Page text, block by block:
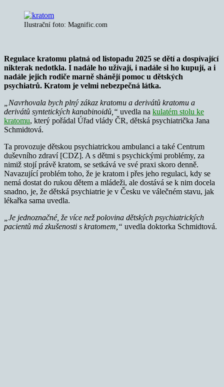
Ilustrační foto: Magnific.com
Regulace kratomu platná od listopadu 2025 se dětí a dospívající
nikterak nedotkla. I nadále ho užívají, i nadále si ho kupují, a i
nadále jejich rodiče marně shánějí pomoc u dětských
psychiatrů. Kratom je velmi nebezpečná látka.
„Navrhovala bych plný zákaz kratomu a derivátů kratomu a
derivátů syntetických kanabinoidů,“ uvedla na kulatém stolu ke
kratomu, který pořádal Úřad vlády ČR, dětská psychiatrička Jana
Schmidtová.
Ta provozuje dětskou psychiatrickou ambulanci a také Centrum
duševního zdraví [CDZ]. A s dětmi s psychickými problémy, za
nimiž stojí právě kratom, se setkává ve své praxi skoro denně.
Navazující problém toho, že je kratom i přes jeho regulaci, kdy se
nemá dostat do rukou dětem a mládeži, ale dostává se k nim docela
snadno, je, že dětská psychiatrie je v Česku ve válečném stavu, jak
lékařka sama uvedla.
„Je jednoznačné, že více než polovina dětských psychiatrických
pacientů má zkušenosti s kratomem,“ uvedla doktorka Schmidtová.